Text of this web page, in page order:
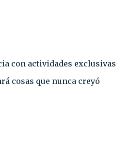
con actividades exclusivas
cosas que nunca creyó